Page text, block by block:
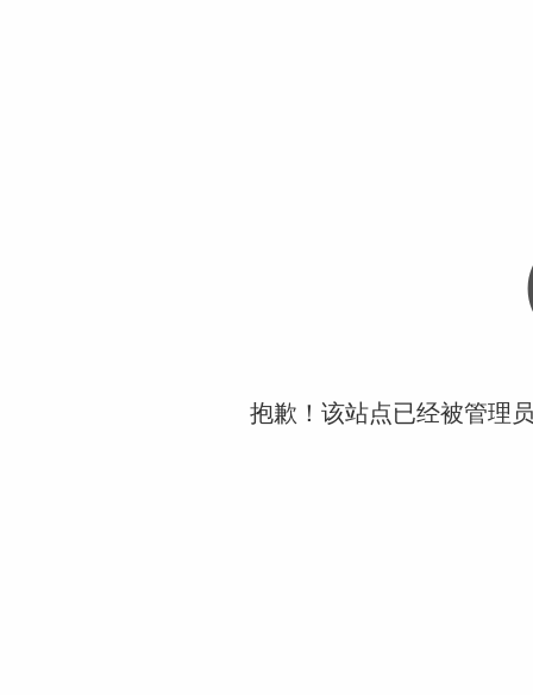
抱歉！该站点已经被管理